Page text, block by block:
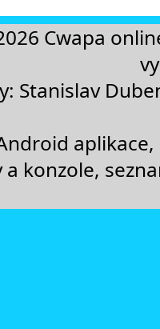
Cwapa
Stanislav
aplikace,
a konzole,